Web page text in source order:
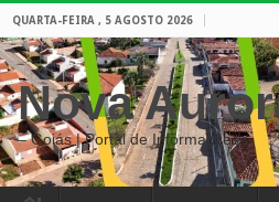
QUARTA-FEIRA , 5 AGOSTO 2026
Nova
– Goiás | Portal de Informações